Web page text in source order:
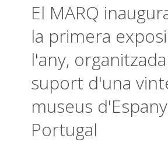
El MARQ
la primera
l'any,
suport d'una
museus
Portugal